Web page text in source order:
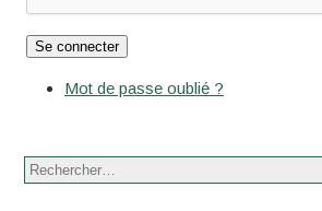
Se connecter
Mot de passe oublié ?